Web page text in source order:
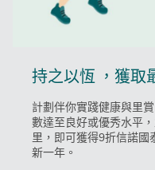
持之以恆 ，獲取
計劃伴你實踐健康與里
數達至良好或優秀水平
里，即可獲得9折信諾國
新一年。